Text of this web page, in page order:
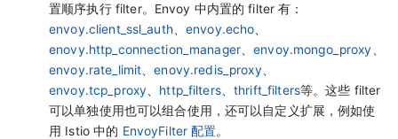
置顺序执行 filter。Envoy 中内置的 filter 有：
envoy.client_ssl_auth、envoy.echo
enovy.http_connection_manager 、envoy.mongo_proxy
envoy.rate_limit 、enovy.redis_proxy
envoy.tcp_proxy
http_filters、thrift_filters等。这些 filter
可以单独使用也可以组合使用，还可以自定义扩展，例如使
用 Istio 中的 EnvoyFilter 配置。